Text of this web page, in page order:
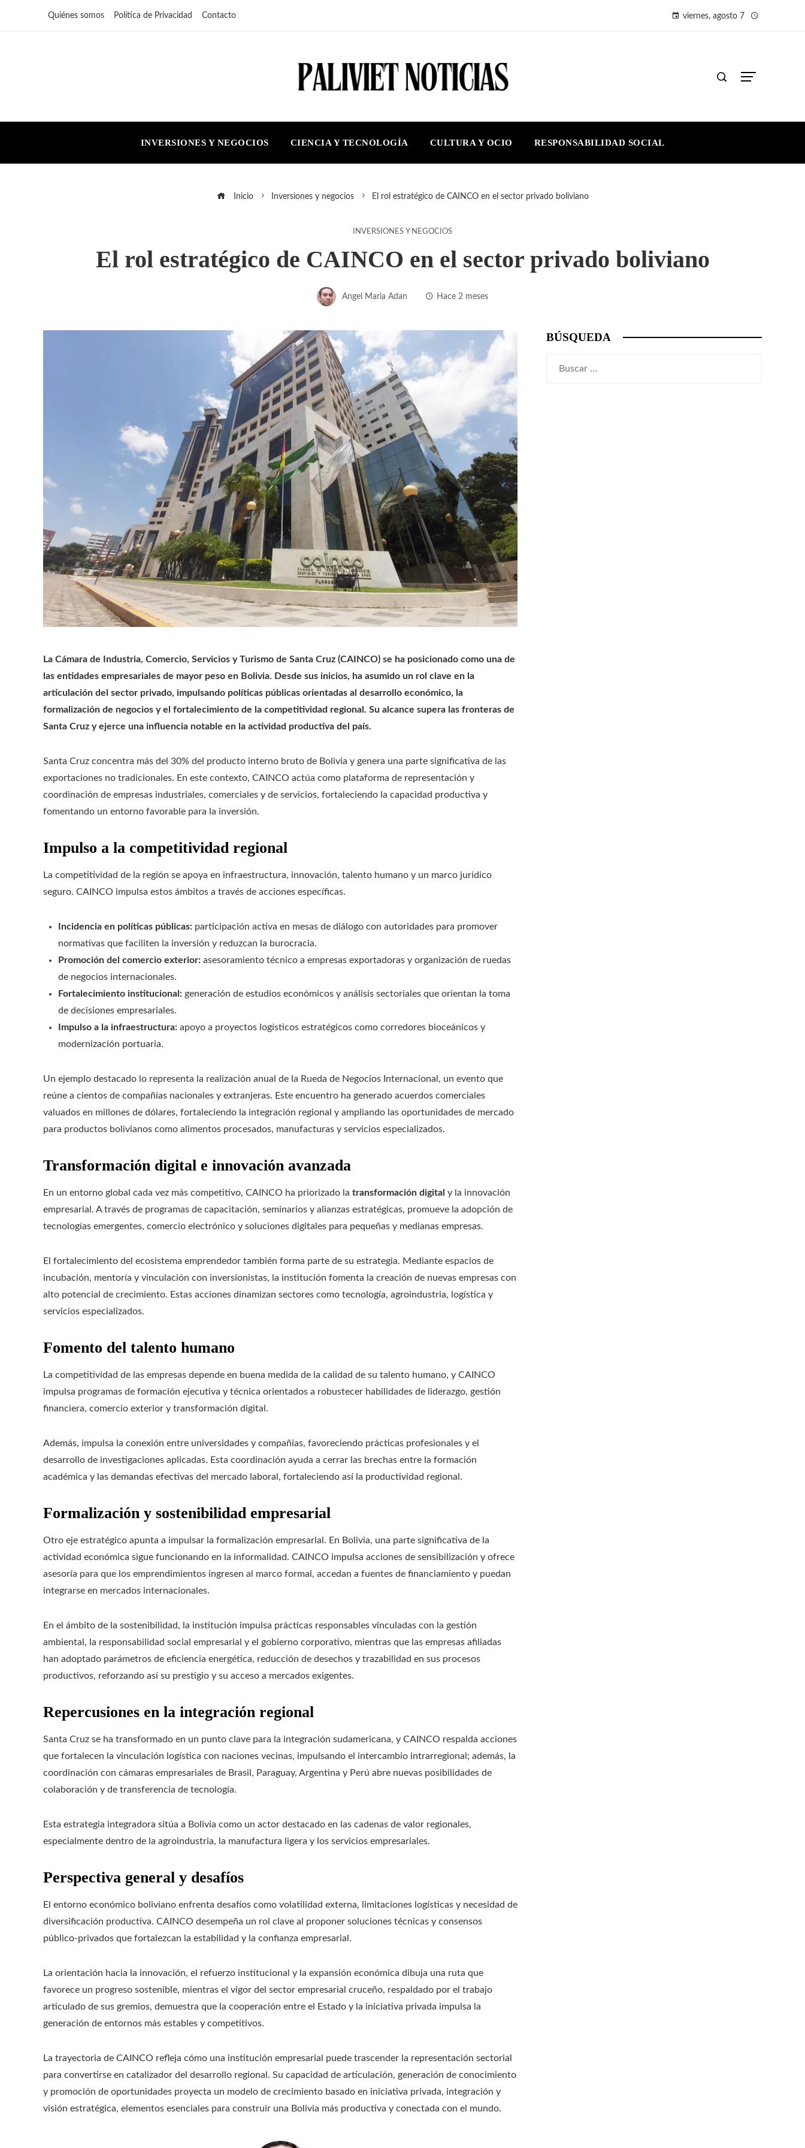
Quiénes somos Política de Privacidad Contacto viernes, agosto 7
INVERSIONES Y NEGOCIOS CIENCIA Y TECNOLOGÍA CULTURA Y OCIO RESPONSABILIDAD SOCIAL
Inicio Inversiones y negocios El rol estratégico de CAINCO en el sector privado boliviano
INVERSIONES Y NEGOCIOS
El rol estratégico de CAINCO en el sector privado boliviano
Angel Maria Adan Hace 2 meses
La Cámara de Industria, Comercio, Servicios y Turismo de Santa Cruz (CAINCO) se ha posicionado como una de
las entidades empresariales de mayor peso en Bolivia. Desde sus inicios, ha asumido un rol clave en la
articulación del sector privado, impulsando políticas públicas orientadas al desarrollo económico, la
formalización de negocios y el fortalecimiento de la competitividad regional. Su alcance supera las fronteras de
Santa Cruz y ejerce una influencia notable en la actividad productiva del país.
Santa Cruz concentra más del 30% del producto interno bruto de Bolivia y genera una parte significativa de las
exportaciones no tradicionales. En este contexto, CAINCO actúa como plataforma de representación y
coordinación de empresas industriales, comerciales y de servicios, fortaleciendo la capacidad productiva y
fomentando un entorno favorable para la inversión.
Impulso a la competitividad regional
La competitividad de la región se apoya en infraestructura, innovación, talento humano y un marco jurídico
seguro. CAINCO impulsa estos ámbitos a través de acciones específicas.
Incidencia en políticas públicas: participación activa en mesas de diálogo con autoridades para promover
normativas que faciliten la inversión y reduzcan la burocracia.
Promoción del comercio exterior: asesoramiento técnico a empresas exportadoras y organización de ruedas
de negocios internacionales.
Fortalecimiento institucional: generación de estudios económicos y análisis sectoriales que orientan la toma
de decisiones empresariales.
Impulso a la infraestructura: apoyo a proyectos logísticos estratégicos como corredores bioceánicos y
modernización portuaria.
Un ejemplo destacado lo representa la realización anual de la Rueda de Negocios Internacional, un evento que
reúne a cientos de compañías nacionales y extranjeras. Este encuentro ha generado acuerdos comerciales
valuados en millones de dólares, fortaleciendo la integración regional y ampliando las oportunidades de mercado
para productos bolivianos como alimentos procesados, manufacturas y servicios especializados.
Transformación digital e innovación avanzada
En un entorno global cada vez más competitivo, CAINCO ha priorizado la transformación digital y la innovación
empresarial. A través de programas de capacitación, seminarios y alianzas estratégicas, promueve la adopción de
tecnologías emergentes, comercio electrónico y soluciones digitales para pequeñas y medianas empresas.
El fortalecimiento del ecosistema emprendedor también forma parte de su estrategia. Mediante espacios de
incubación, mentoría y vinculación con inversionistas, la institución fomenta la creación de nuevas empresas con
alto potencial de crecimiento. Estas acciones dinamizan sectores como tecnología, agroindustria, logística y
servicios especializados.
Fomento del talento humano
La competitividad de las empresas depende en buena medida de la calidad de su talento humano, y CAINCO
impulsa programas de formación ejecutiva y técnica orientados a robustecer habilidades de liderazgo, gestión
financiera, comercio exterior y transformación digital.
Además, impulsa la conexión entre universidades y compañías, favoreciendo prácticas profesionales y el
desarrollo de investigaciones aplicadas. Esta coordinación ayuda a cerrar las brechas entre la formación
académica y las demandas efectivas del mercado laboral, fortaleciendo así la productividad regional.
Formalización y sostenibilidad empresarial
Otro eje estratégico apunta a impulsar la formalización empresarial. En Bolivia, una parte significativa de la
actividad económica sigue funcionando en la informalidad. CAINCO impulsa acciones de sensibilización y ofrece
asesoría para que los emprendimientos ingresen al marco formal, accedan a fuentes de financiamiento y puedan
integrarse en mercados internacionales.
En el ámbito de la sostenibilidad, la institución impulsa prácticas responsables vinculadas con la gestión
ambiental, la responsabilidad social empresarial y el gobierno corporativo, mientras que las empresas afiliadas
han adoptado parámetros de eficiencia energética, reducción de desechos y trazabilidad en sus procesos
productivos, reforzando así su prestigio y su acceso a mercados exigentes.
Repercusiones en la integración regional
Santa Cruz se ha transformado en un punto clave para la integración sudamericana, y CAINCO respalda acciones
que fortalecen la vinculación logística con naciones vecinas, impulsando el intercambio intrarregional; además, la
coordinación con cámaras empresariales de Brasil, Paraguay, Argentina y Perú abre nuevas posibilidades de
colaboración y de transferencia de tecnología.
Esta estrategia integradora sitúa a Bolivia como un actor destacado en las cadenas de valor regionales,
especialmente dentro de la agroindustria, la manufactura ligera y los servicios empresariales.
Perspectiva general y desafíos
El entorno económico boliviano enfrenta desafíos como volatilidad externa, limitaciones logísticas y necesidad de
diversificación productiva. CAINCO desempeña un rol clave al proponer soluciones técnicas y consensos
público-privados que fortalezcan la estabilidad y la confianza empresarial.
La orientación hacia la innovación, el refuerzo institucional y la expansión económica dibuja una ruta que
favorece un progreso sostenible, mientras el vigor del sector empresarial cruceño, respaldado por el trabajo
articulado de sus gremios, demuestra que la cooperación entre el Estado y la iniciativa privada impulsa la
generación de entornos más estables y competitivos.
La trayectoria de CAINCO refleja cómo una institución empresarial puede trascender la representación sectorial
para convertirse en catalizador del desarrollo regional. Su capacidad de articulación, generación de conocimiento
y promoción de oportunidades proyecta un modelo de crecimiento basado en iniciativa privada, integración y
visión estratégica, elementos esenciales para construir una Bolivia más productiva y conectada con el mundo.
BÚSQUEDA